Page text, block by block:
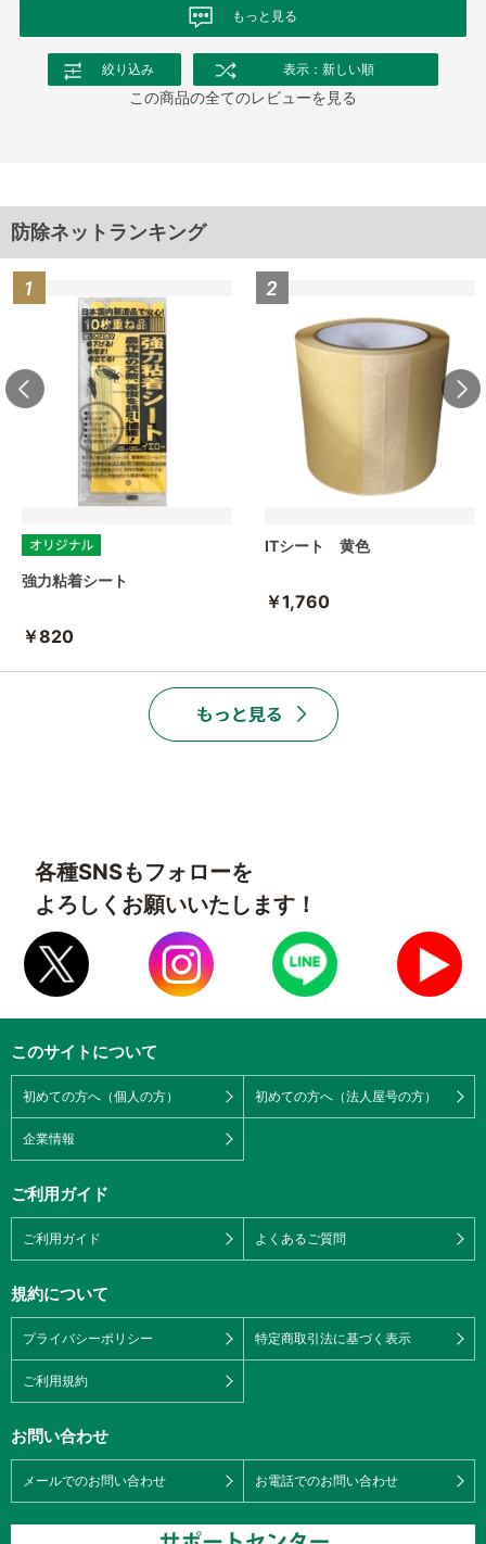
もっと見る
絞り込み 表示：新しい順
この商品の全てのレビューを見る
防除ネットランキング
強力粘着シート
￥820
ITシート 黄色
￥1,760
各種SNSもフォローを
よろしくお願いいたします！
このサイトについて
初めての方へ（個人の方） 初めての方へ（法人屋号の方）
企業情報
ご利用ガイド
ご利用ガイド よくあるご質問
規約について
プライバシーポリシー 特定商取引法に基づく表示
ご利用規約
お問い合わせ
メールでのお問い合わせ お電話でのお問い合わせ